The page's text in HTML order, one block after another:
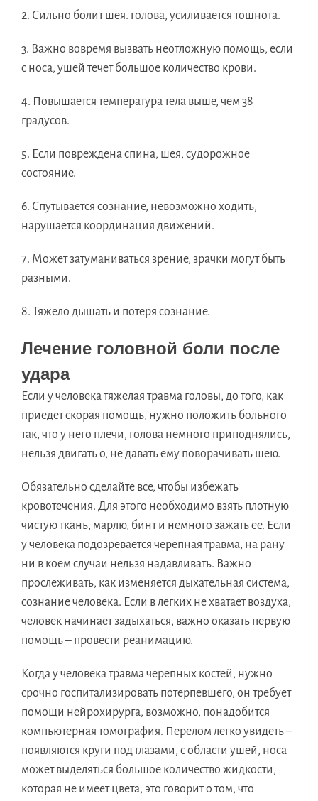
2. Сильно болит шея. голова, усиливается тошнота.
3. Важно вовремя вызвать неотложную помощь, если
с носа, ушей течет большое количество крови.
4. Повышается температура тела выше, чем 38
градусов.
5. Если повреждена спина, шея, судорожное
состояние.
6. Спутывается сознание, невозможно ходить,
нарушается координация движений.
7. Может затуманиваться зрение, зрачки могут быть
разными.
8. Тяжело дышать и потеря сознание.
Лечение головной боли после
удара
Если у человека тяжелая травма головы, до того, как
приедет скорая помощь, нужно положить больного
так, что у него плечи, голова немного приподнялись,
нельзя двигать о, не давать ему поворачивать шею.
Обязательно сделайте все, чтобы избежать
кровотечения. Для этого необходимо взять плотную
чистую ткань, марлю, бинт и немного зажать ее. Если
у человека подозревается черепная травма, на рану
ни в коем случаи нельзя надавливать. Важно
прослеживать, как изменяется дыхательная система,
сознание человека. Если в легких не хватает воздуха,
человек начинает задыхаться, важно оказать первую
помощь – провести реанимацию.
Когда у человека травма черепных костей, нужно
срочно госпитализировать потерпевшего, он требует
помощи нейрохирурга, возможно, понадобится
компьютерная томография. Перелом легко увидеть –
появляются круги под глазами, с области ушей, носа
может выделяться большое количество жидкости,
которая не имеет цвета, это говорит о том, что